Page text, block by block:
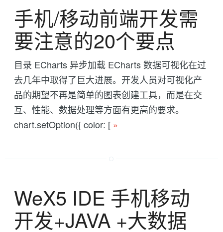
手机/移动前端开发需
要注意的20个要点
目录 ECharts 异步加载 ECharts 数据可视化在过
去几年中取得了巨大进展。开发人员对可视化产
品的期望不再是简单的图表创建工具，而是在交
互、性能、数据处理等方面有更高的要求。
chart.setOption({ color: [ »
WeX5 IDE 手机移动
开发+JAVA +大数据